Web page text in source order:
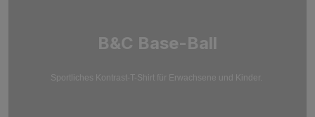
B&C Base-Ball
Sportliches Kontrast-T-Shirt für Erwachsene und Kinder.